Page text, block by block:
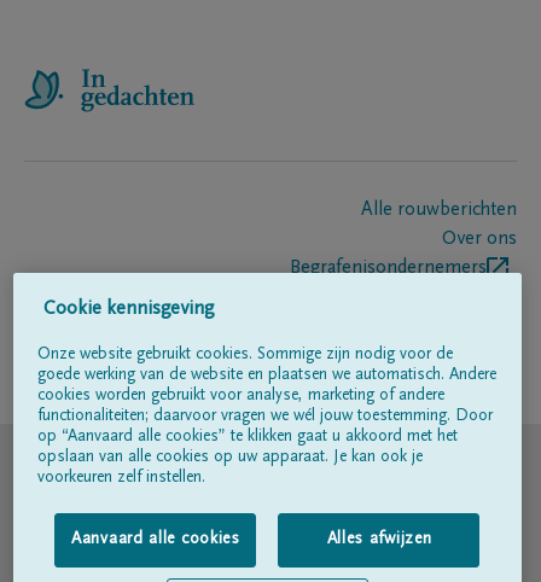
Alle rouwberichten
Over ons
Begrafenisondernemers
Volg ons op
© DELA
Gebruiksvoorwaarden
Privacyverklaring
Cookie kennisgeving
Onze website gebruikt cookies. Sommige zijn nodig voor de
goede werking van de website en plaatsen we automatisch. Andere
cookies worden gebruikt voor analyse, marketing of andere
functionaliteiten; daarvoor vragen we wél jouw toestemming. Door
op “Aanvaard alle cookies” te klikken gaat u akkoord met het
opslaan van alle cookies op uw apparaat. Je kan ook je
voorkeuren zelf instellen.
Aanvaard alle cookies Alles afwijzen